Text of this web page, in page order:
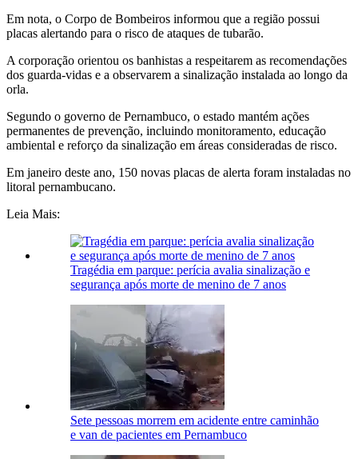
Em nota, o Corpo de Bombeiros informou que a região possui
placas alertando para o risco de ataques de tubarão.
A corporação orientou os banhistas a respeitarem as recomendações
dos guarda-vidas e a observarem a sinalização instalada ao longo da
orla.
Segundo o governo de Pernambuco, o estado mantém ações
permanentes de prevenção, incluindo monitoramento, educação
ambiental e reforço da sinalização em áreas consideradas de risco.
Em janeiro deste ano, 150 novas placas de alerta foram instaladas no
litoral pernambucano.
Leia Mais:
Tragédia em parque: perícia avalia sinalização e
segurança após morte de menino de 7 anos
Sete pessoas morrem em acidente entre caminhão
e van de pacientes em Pernambuco